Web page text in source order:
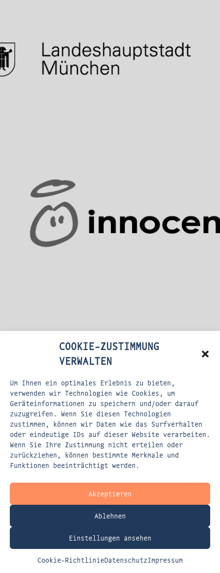
COOKIE-ZUSTIMMUNG
VERWALTEN
Um Ihnen ein optimales Erlebnis zu bieten,
verwenden wir Technologien wie Cookies, um
Geräteinformationen zu speichern und/oder darauf
zuzugreifen. Wenn Sie diesen Technologien
zustimmen, können wir Daten wie das Surfverhalten
oder eindeutige IDs auf dieser Website verarbeiten.
Wenn Sie Ihre Zustimmung nicht erteilen oder
zurückziehen, können bestimmte Merkmale und
Funktionen beeinträchtigt werden.
Akzeptieren
Ablehnen
Einstellungen ansehen
Cookie-RichtlinieDatenschutzImpressum